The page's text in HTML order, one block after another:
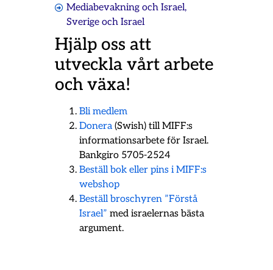
Mediabevakning och Israel,
Sverige och Israel
Hjälp oss att
utveckla vårt arbete
och växa!
Bli medlem
Donera(Swish) till MIFF:s
informationsarbete för Israel.
Bankgiro 5705-2524
Beställ bok eller pins i MIFF:s
webshop
Beställ broschyren ”Förstå
Israel” med israelernas bästa
argument.